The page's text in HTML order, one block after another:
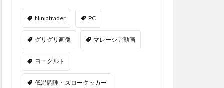
Ninjatrader PC
グリグリ画像 マレーシア動画
ヨーグルト
低温調理・スロークッカー